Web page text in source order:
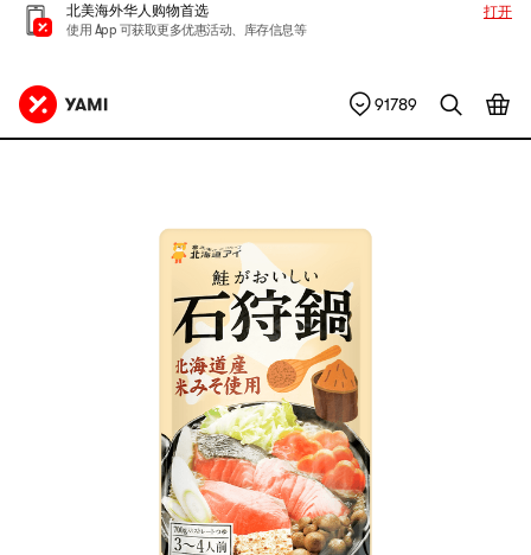
北美海外华人购物首选
使用 App 可获取更多优惠活动、库存信息等
打开
91789